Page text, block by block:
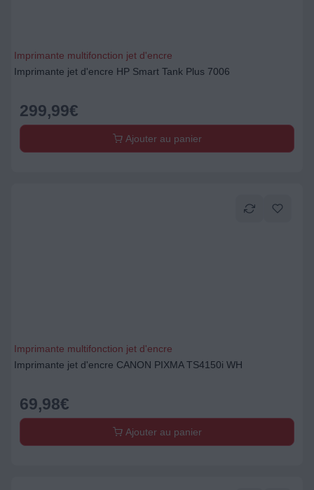
Imprimante multifonction jet d'encre
Imprimante jet d'encre HP Smart Tank Plus 7006
299,99€
Ajouter au panier
Imprimante multifonction jet d'encre
Imprimante jet d'encre CANON PIXMA TS4150i WH
69,98€
Ajouter au panier